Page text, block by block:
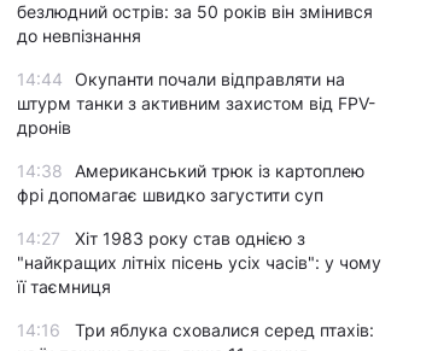
безлюдний острів: за 50 років він змінився
до невпізнання
14:44
Окупанти почали відправляти на
штурм танки з активним захистом від FPV-
дронів
14:38
Американський трюк із картоплею
фрі допомагає швидко загустити суп
14:27
Хіт 1983 року став однією з
"найкращих літніх пісень усіх часів": у чому
її таємниця
14:16
Три яблука сховалися серед птахів: